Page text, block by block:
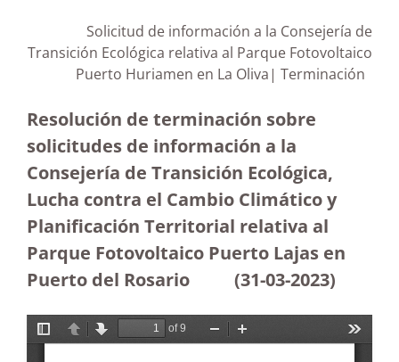
Solicitud de información a la Consejería de
Transición Ecológica relativa al Parque Fotovoltaico
Puerto Huriamen en La Oliva| Terminación
Resolución de terminación sobre
solicitudes de información a la
Consejería de Transición Ecológica,
Lucha contra el Cambio Climático y
Planificación Territorial relativa al
Parque Fotovoltaico Puerto Lajas en
Puerto del Rosario (31-03-2023)